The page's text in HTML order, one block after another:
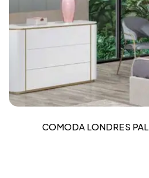
COMODA LONDRES PAL